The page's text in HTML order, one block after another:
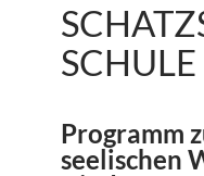
Programm
seelischen